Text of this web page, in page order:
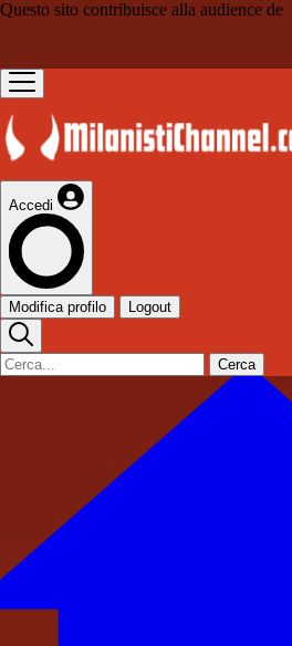
Questo sito contribuisce alla audience de
Accedi
Modifica profilo Logout
Cerca